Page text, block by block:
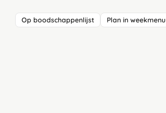
Op boodschappenlijst Plan in weekmenu